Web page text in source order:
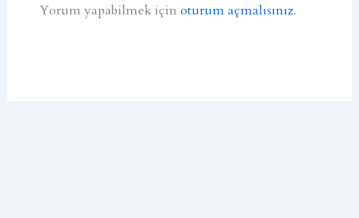
Yorum yapabilmek için oturum açmalısınız.